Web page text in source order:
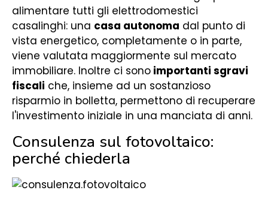
alimentare tutti gli elettrodomestici
casalinghi: una casa autonoma dal punto di
vista energetico, completamente o in parte,
viene valutata maggiormente sul mercato
immobiliare. Inoltre ci sono importanti sgravi
fiscali che, insieme ad un sostanzioso
risparmio in bolletta, permettono di recuperare
l'investimento iniziale in una manciata di anni.
Consulenza sul fotovoltaico:
perché chiederla